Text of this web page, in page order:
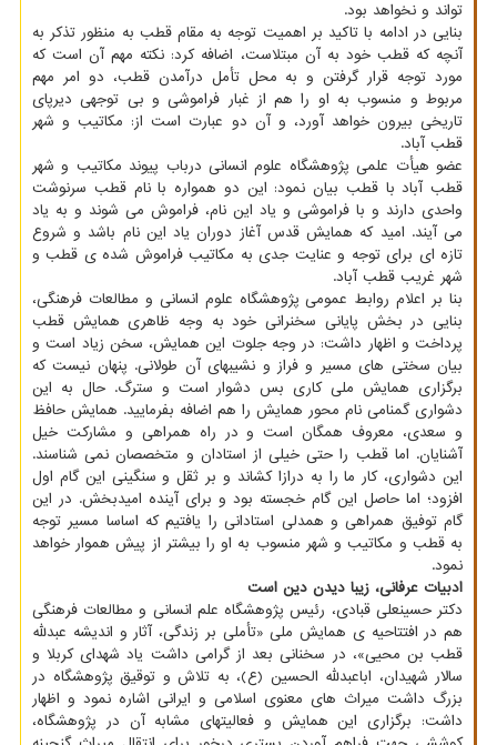
تواند و نخواهد بود.
بنایی در ادامه با تاکید بر اهمیت توجه به مقام قطب به منظور تذکر به
آنچه که قطب خود به آن مبتلاست، اضافه کرد: نکته مهم آن است که
مورد توجه قرار گرفتن و به محل تأمل درآمدن قطب، دو امر مهم
مربوط و منسوب به او را هم از غبار فراموشی و بی توجهی دیرپای
تاریخی بیرون خواهد آورد، و آن دو عبارت است از: مکاتیب و شهر
قطب آباد.
عضو هیأت علمی پژوهشگاه علوم انسانی درباب پیوند مکاتیب و شهر
قطب آباد با قطب بیان نمود: این دو همواره با نام قطب سرنوشت
واحدی دارند و با فراموشی و یاد این نام، فراموش می شوند و به یاد
می آیند. امید که همایش قدس آغاز دوران یاد این نام باشد و شروع
تازه ای برای توجه و عنایت جدی به مکاتیب فراموش شده ی قطب و
شهر غریب قطب آباد.
بنا بر اعلام روابط عمومی پژوهشگاه علوم انسانی و مطالعات فرهنگی،
بنایی در بخش پایانی سخنرانی خود به وجه ظاهری همایش قطب
پرداخت و اظهار داشت: در وجه جلوت این همایش، سخن زیاد است و
بیان سختی های مسیر و فراز و نشیبهای آن طولانی. پنهان نیست که
برگزاری همایش ملی کاری بس دشوار است و سترگ. حال به این
دشواری گمنامی نام محور همایش را هم اضافه بفرمایید. همایش حافظ
و سعدی، معروف همگان است و در راه همراهی و مشارکت خیل
آشنایان. اما قطب را حتی خیلی از استادان و متخصصان نمی شناسند.
این دشواری، کار ما را به درازا کشاند و بر ثقل و سنگینی این گام اول
افزود؛ اما حاصل این گام خجسته بود و برای آینده امیدبخش. در این
گام توفیق همراهی و همدلی استادانی را یافتیم که اساسا مسیر توجه
به قطب و مکاتیب و شهر منسوب به او را بیشتر از پیش هموار خواهد
نمود.
ادبیات عرفانی، زیبا دیدن دین است
دکتر حسینعلی قبادی، رئیس پژوهشگاه علم انسانی و مطالعات فرهنگی
هم در افتتاحیه ی همایش ملی «تأملی بر زندگی، آثار و اندیشه عبدلله
قطب بن محیی»، در سخنانی بعد از گرامی داشت یاد شهدای کربلا و
سالار شهیدان، اباعبدلله الحسین (ع)، به تلاش و توقیق پژوهشگاه در
بزرگ داشت میراث های معنوی اسلامی و ایرانی اشاره نمود و اظهار
داشت: برگزاری این همایش و فعالیتهای مشابه آن در پژوهشگاه،